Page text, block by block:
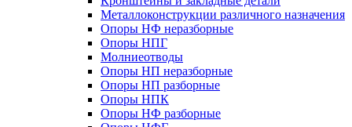
Металлоконструкции различного назначения
Опоры НФ неразборные
Опоры НПГ
Молниеотводы
Опоры НП неразборные
Опоры НП разборные
Опоры НПК
Опоры НФ разборные